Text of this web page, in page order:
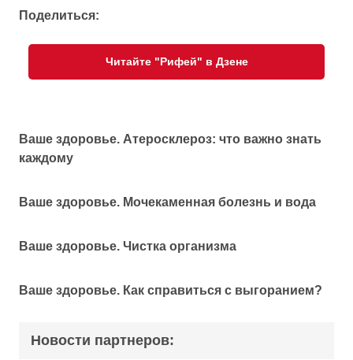
Поделиться:
Читайте "Рифей" в Дзене
Ваше здоровье. Атеросклероз: что важно знать
каждому
Ваше здоровье. Мочекаменная болезнь и вода
Ваше здоровье. Чистка организма
Ваше здоровье. Как справиться с выгоранием?
Новости партнеров: